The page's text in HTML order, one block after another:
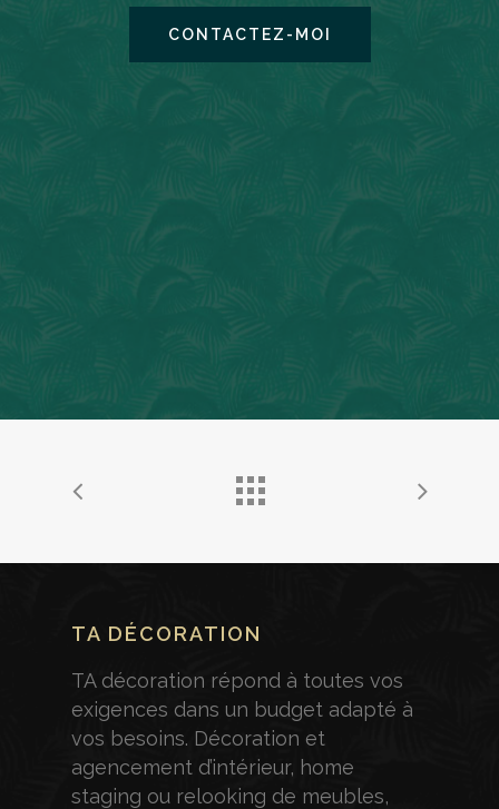
CONTACTEZ-MOI
TA DÉCORATION
TA décoration répond à toutes vos
exigences dans un budget adapté à
vos besoins. Décoration et
agencement d’intérieur, home
staging ou relooking de meubles,